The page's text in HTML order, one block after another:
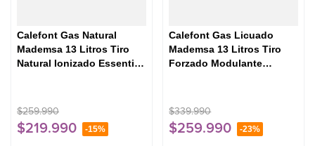
Calefont Gas Natural
Mademsa 13 Litros Tiro
Natural Ionizado Essential
$259.990
$219.990 -15%
Calefont Gas Licuado
Mademsa 13 Litros Tiro
Forzado Modulante
$339.990
$259.990 -23%